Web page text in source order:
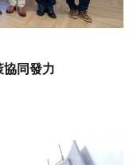
協同發力